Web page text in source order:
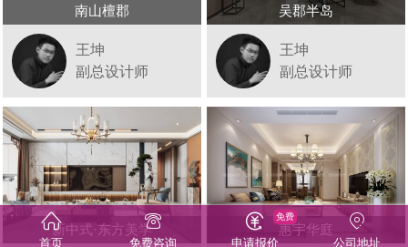
南山檀郡
王坤
副总设计师
吴郡半岛
王坤
副总设计师
新中式·东方美学 惠宇华庭
首页 免费咨询 申请报价
免费
公司地址